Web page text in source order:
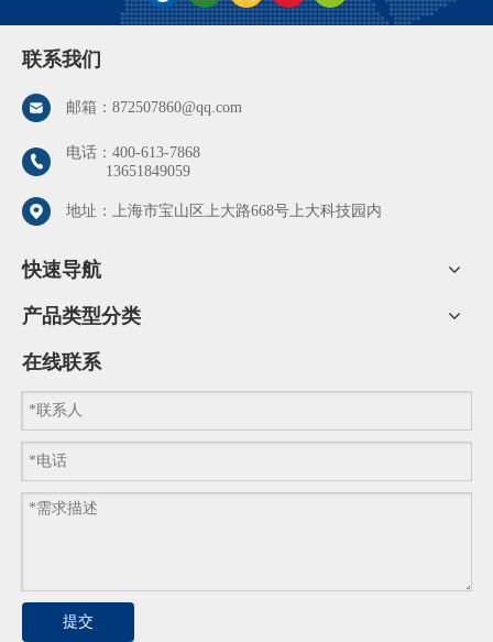
“滴胶不漏”传统粘钢胶在垂直或倒置面施工时，常因
度特性可牢固附着于施工面，即使倒置或垂直作业亦
联系我们
邮箱： 872507860@qq.com
电话： 400-613-7868
13651849059
地址：上海市宝山区上大路668号上大科技园内
快速导航
产品类型分类
在线联系
提交